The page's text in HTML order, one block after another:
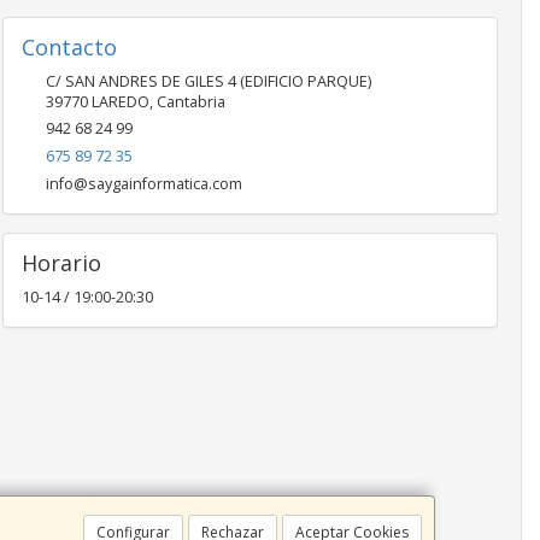
Configurar Rechazar Aceptar Cookies
Contacto
C/ SAN ANDRES DE GILES 4 (EDIFICIO PARQUE)
39770LAREDO, Cantabria
942 68 24 99
675 89 72 35
info@saygainformatica.com
Horario
10-14 / 19:00-20:30